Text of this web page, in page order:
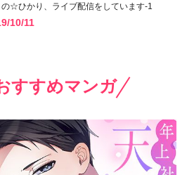
の☆ひかり、ライブ配信をしています-1
10/11
すすめマンガ